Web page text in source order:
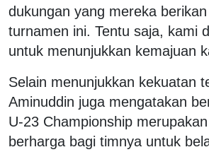
dukungan yang mereka
turnamen ini. Tentu saja, kami
untuk menunjukkan kemajuan
Selain menunjukkan kekuatan
Aminuddin juga mengatakan
U-23 Championship
berharga bagi timnya untuk